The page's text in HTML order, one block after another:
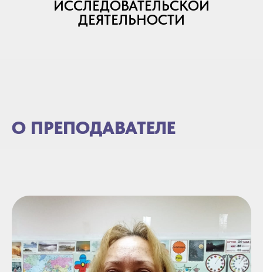
ИССЛЕДОВАТЕЛЬСКОЙ
ДЕЯТЕЛЬНОСТИ
О ПРЕПОДАВАТЕЛЕ